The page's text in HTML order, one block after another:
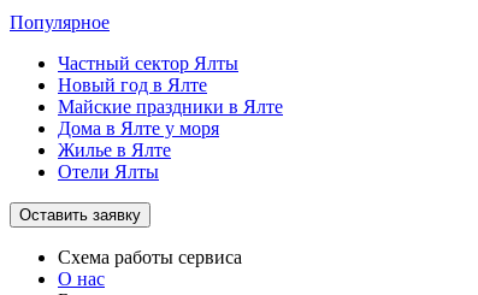
Популярное
Частный сектор Ялты
Новый год в Ялте
Майские праздники в Ялте
Дома в Ялте у моря
Жилье в Ялте
Отели Ялты
Оставить заявку
Схема работы сервиса
О нас